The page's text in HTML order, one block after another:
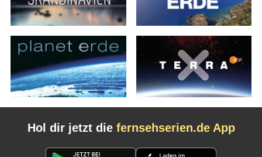
Hol dir jetzt die fernsehserien.de App